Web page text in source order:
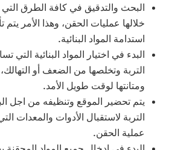
البحث والتدقيق في كافة الطرق
خلالها عمليات الحقن، وهذا الأمر يتم
استدامة المواد البنائية.
البدء في اختيار المواد البنائية التي
التربة وتخلصها من الضعف أو
ومتانتها لوقت طويل الأمد.
يتم تحضير الموقع وتنظيفه من اجل
التربة لاستقبال الأدوات والمعدات
عملية الحقن.